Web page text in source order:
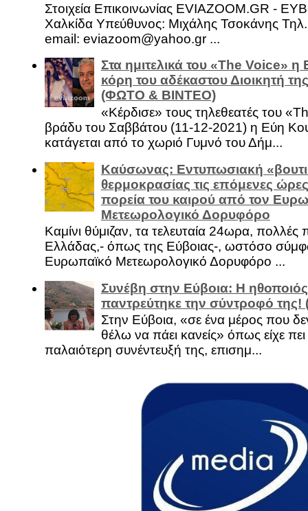
Στοιχεία Επικοινωνίας EVIAZOOM.GR -
Χαλκίδα Υπεύθυνος: Μιχάλης Τσοκάνης
email: eviazoom@yahoo.gr ...
Στα ημιτελικά του «The Voice»
κόρη του αδέκαστου Διοικητή
(ΦΩΤΟ & ΒΙΝΤΕΟ)
«Κέρδισε» τους τηλεθεατές του
βράδυ του Σαββάτου (11-12-2021) η Εύη
κατάγεται από το χωριό Γυμνό του Δήμ...
Καύσωνας: Εντυπωσιακή
θερμοκρασίας τις επόμενες
πορεία του καιρού από τον
Μετεωρολογικό Δορυφόρο
Καμίνι θύμιζαν, τα τελευταία 24ωρα, πολλές
Ελλάδας,- όπως της Εύβοιας-, ωστόσο
Ευρωπαϊκό Μετεωρολογικό Δορυφόρο ...
Συνέβη στην Εύβοια: Η
παντρεύτηκε την σύντροφό
Στην Εύβοια, «σε ένα μέρος που
θέλω να πάει κανείς» όπως είχε πει
παλαιότερη συνέντευξή της, επισημ...